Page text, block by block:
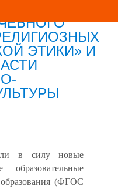
ЭТИКИ» И
в силу новые
образовательные
образования (ФГОС